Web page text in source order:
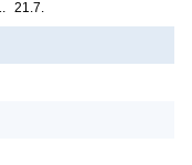
21.7.